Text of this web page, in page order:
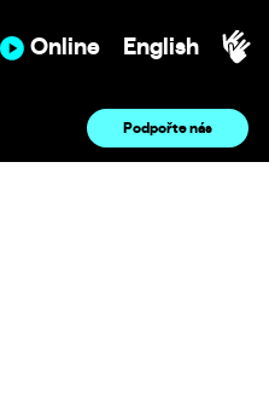
Online English
Podpořte nás